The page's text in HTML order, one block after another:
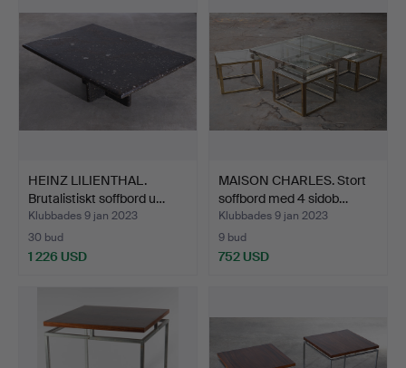
HEINZ LILIENTHAL.
Brutalistiskt soffbord u…
Klubbades 9 jan 2023
30 bud
1 226 USD
MAISON CHARLES. Stort
soffbord med 4 sidob…
Klubbades 9 jan 2023
9 bud
752 USD